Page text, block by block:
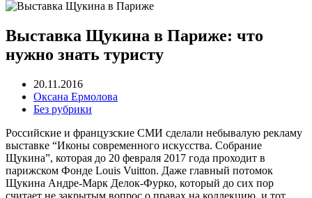
Выставка Щукина в Париже: что
нужно знать туристу
20.11.2016
Оксана Ермолова
Без рубрики
Российские и французские СМИ сделали небывалую рекламу
выставке “Иконы современного искусства. Собрание
Щукина”, которая до 20 февраля 2017 года проходит в
парижском Фонде Louis Vuitton. Даже главный потомок
Щукина Андре-Марк Делок-Фурко, который до сих пор
считает не закрытым вопрос о правах на коллекцию, и тот